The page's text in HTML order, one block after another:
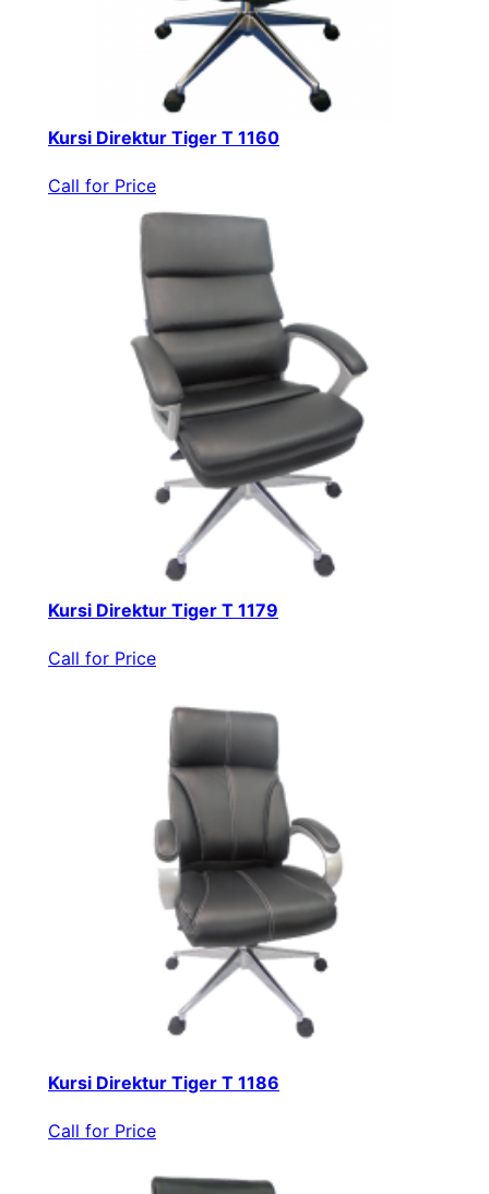
Kursi Direktur Tiger T 1160
Call for Price
Kursi Direktur Tiger T 1179
Call for Price
Kursi Direktur Tiger T 1186
Call for Price